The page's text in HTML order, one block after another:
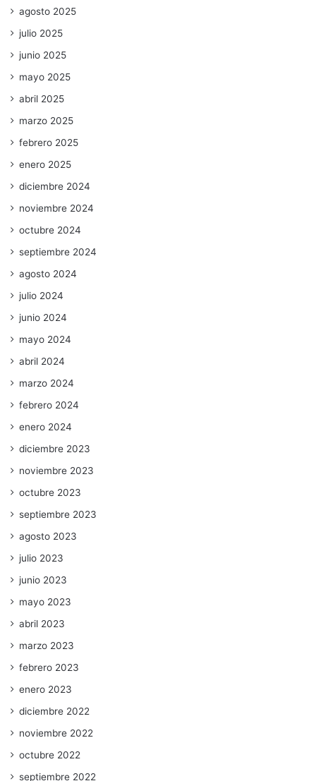
agosto 2025
julio 2025
junio 2025
mayo 2025
abril 2025
marzo 2025
febrero 2025
enero 2025
diciembre 2024
noviembre 2024
octubre 2024
septiembre 2024
agosto 2024
julio 2024
junio 2024
mayo 2024
abril 2024
marzo 2024
febrero 2024
enero 2024
diciembre 2023
noviembre 2023
octubre 2023
septiembre 2023
agosto 2023
julio 2023
junio 2023
mayo 2023
abril 2023
marzo 2023
febrero 2023
enero 2023
diciembre 2022
noviembre 2022
octubre 2022
septiembre 2022